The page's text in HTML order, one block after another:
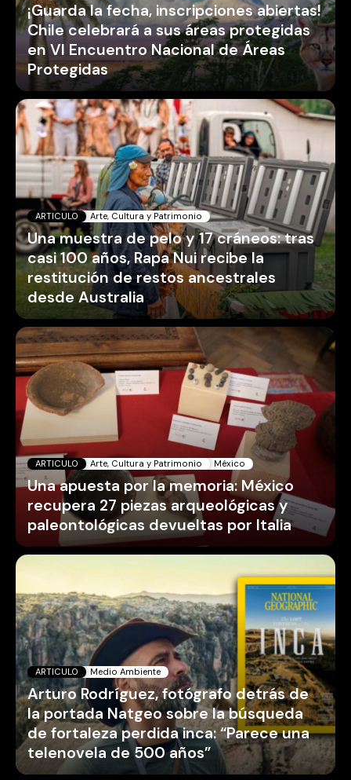
¡Guarda la fecha, inscripciones abiertas!
Chile celebrará a sus áreas protegidas
en VI Encuentro Nacional de Áreas
Protegidas
ARTICULO Arte, Cultura y Patrimonio
Una muestra de pelo y 17 cráneos: tras
casi 100 años, Rapa Nui recibe la
restitución de restos ancestrales
desde Australia
ARTICULO Arte, Cultura y Patrimonio México
Una apuesta por la memoria: México
recupera 27 piezas arqueológicas y
paleontológicas devueltas por Italia
ARTICULO Medio Ambiente
Arturo Rodríguez, fotógrafo detrás de
la portada Natgeo sobre la búsqueda
de fortaleza perdida inca: “Parece una
telenovela de 500 años”